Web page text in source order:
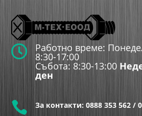
 Работно време:
8:30-17:00
Събота: 8:30-13:00
ден
 За контакти: 0888 353 562 /